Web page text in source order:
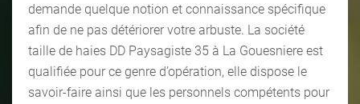
demande quelque notion et connaissance spécifique
afin de ne pas détériorer votre arbuste. La société
taille de haies DD Paysagiste 35 à La Gouesniere est
qualifiée pour ce genre d’opération, elle dispose le
savoir-faire ainsi que les personnels compétents pour